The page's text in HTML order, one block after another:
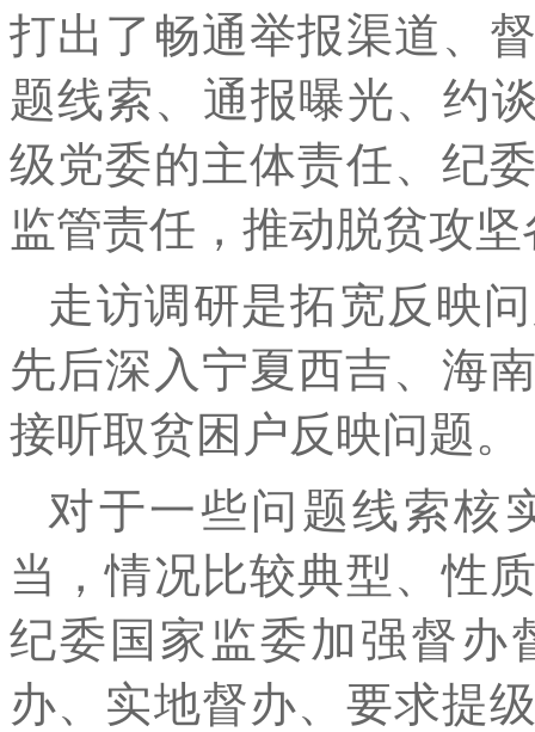
打出了畅通举报渠道、
题线索、通报曝光、约
级党委的主体责任、纪
监管责任，推动脱贫攻
走访调研是拓宽反映
先后深入宁夏西吉、海
接听取贫困户反映问题。
对于一些问题线索核
当，情况比较典型、性
纪委国家监委加强督办
办、实地督办、要求提